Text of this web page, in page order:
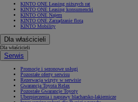
KINTO ONE Leasing niższych rat
KINTO ONE Leasing konsumencki
KINTO ONE Najem
KINTO ONE Zarządzanie flotą
KINTO Mobility
Dla właścicieli
Dla właścicieli
Serwis
Promocje i sezonowe usługi
Pozostałe oferty serwisu
Rezerwacja wizyty w serwisie
Gwarancja Toyota Relax
Pozostałe Gwarancje Toyoty
Ubezpieczenia i naprawy blacharsko-lakiernicze